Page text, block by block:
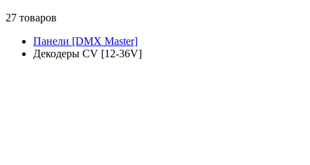
27 товаров
Панели [DMX Master]
Декодеры CV [12-36V]